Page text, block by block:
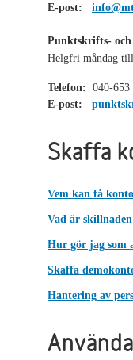
E-post:
Punktskrifts- och
Helgfri måndag
Telefon: 040-653
E-post:
Skaffa
Vem kan få
Vad är
Hur gör jag som
Skaffa
Hantering av